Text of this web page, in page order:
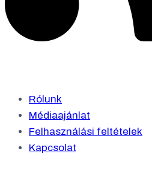
Rólunk
Médiaajánlat
Felhasználási feltételek
Kapcsolat